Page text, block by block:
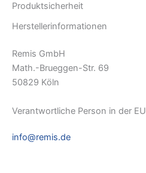
Produktsicherheit
Herstellerinformationen
Remis GmbH
Math.-Brueggen-Str. 69
50829 Köln
Verantwortliche Person in der EU
info@remis.de